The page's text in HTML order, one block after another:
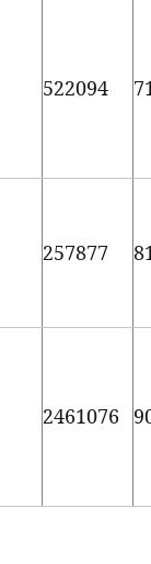
522094
257877
2461076